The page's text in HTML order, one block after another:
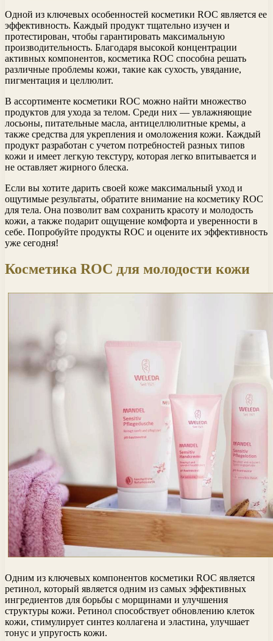
Одной из ключевых особенностей косметики ROC является ее
эффективность. Каждый продукт тщательно изучен и
протестирован, чтобы гарантировать максимальную
производительность. Благодаря высокой концентрации
активных компонентов, косметика ROC способна решать
различные проблемы кожи, такие как сухость, увядание,
пигментация и целлюлит.
В ассортименте косметики ROC можно найти множество
продуктов для ухода за телом. Среди них — увлажняющие
лосьоны, питательные масла, антицеллюлитные кремы, а
также средства для укрепления и омоложения кожи. Каждый
продукт разработан с учетом потребностей разных типов
кожи и имеет легкую текстуру, которая легко впитывается и
не оставляет жирного блеска.
Если вы хотите дарить своей коже максимальный уход и
ощутимые результаты, обратите внимание на косметику ROC
для тела. Она позволит вам сохранить красоту и молодость
кожи, а также подарит ощущение комфорта и уверенности в
себе. Попробуйте продукты ROC и оцените их эффективность
уже сегодня!
Косметика ROC для молодости кожи
Одним из ключевых компонентов косметики ROC является
ретинол, который является одним из самых эффективных
ингредиентов для борьбы с морщинами и улучшения
структуры кожи. Ретинол способствует обновлению клеток
кожи, стимулирует синтез коллагена и эластина, улучшает
тонус и упругость кожи.